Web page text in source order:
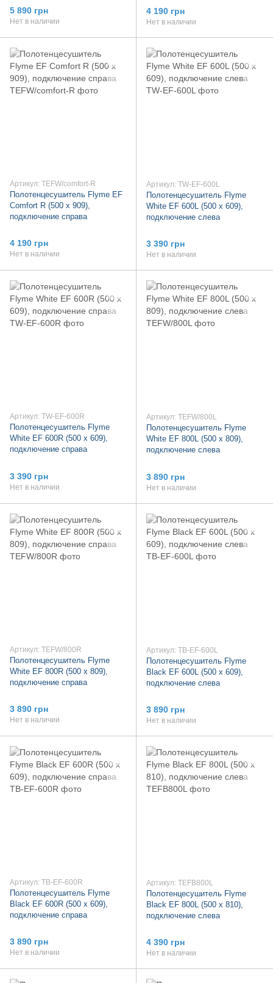
5 890 грн
Нет в наличии
4 190 грн
Нет в наличии
Артикул: TEFW/comfort-R
Полотенцесушитель Flyme EF
Comfort R (500 х 909),
подключение справа
4 190 грн
Нет в наличии
Артикул: TW-EF-600L
Полотенцесушитель Flyme
White EF 600L (500 х 609),
подключение слева
3 390 грн
Нет в наличии
Артикул: TW-EF-600R
Полотенцесушитель Flyme
White EF 600R (500 х 609),
подключение справа
3 390 грн
Нет в наличии
Артикул: TEFW/800L
Полотенцесушитель Flyme
White EF 800L (500 х 809),
подключение слева
3 890 грн
Нет в наличии
Артикул: TEFW/800R
Полотенцесушитель Flyme
White EF 800R (500 х 809),
подключение справа
3 890 грн
Нет в наличии
Артикул: TB-EF-600L
Полотенцесушитель Flyme
Black EF 600L (500 х 609),
подключение слева
3 890 грн
Нет в наличии
Артикул: TB-EF-600R
Полотенцесушитель Flyme
Black EF 600R (500 х 609),
подключение справа
3 890 грн
Нет в наличии
Артикул: TEFB800L
Полотенцесушитель Flyme
Black EF 800L (500 х 810),
подключение слева
4 390 грн
Нет в наличии